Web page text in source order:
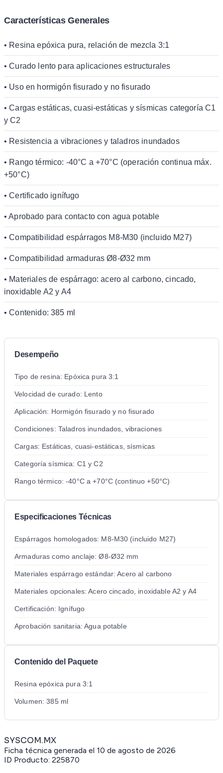
Características Generales
• Resina epóxica pura, relación de mezcla 3:1
• Curado lento para aplicaciones estructurales
• Uso en hormigón fisurado y no fisurado
• Cargas estáticas, cuasi-estáticas y sísmicas categoría C1
y C2
• Resistencia a vibraciones y taladros inundados
• Rango térmico: -40°C a +70°C (operación continua máx.
+50°C)
• Certificado ignífugo
• Aprobado para contacto con agua potable
• Compatibilidad espárragos M8-M30 (incluido M27)
• Compatibilidad armaduras Ø8-Ø32 mm
• Materiales de espárrago: acero al carbono, cincado,
inoxidable A2 y A4
• Contenido: 385 ml
Desempeño
Tipo de resina: Epóxica pura 3:1
Velocidad de curado: Lento
Aplicación: Hormigón fisurado y no fisurado
Condiciones: Taladros inundados, vibraciones
Cargas: Estáticas, cuasi-estáticas, sísmicas
Categoría sísmica: C1 y C2
Rango térmico: -40°C a +70°C (continuo +50°C)
Especificaciones Técnicas
Espárragos homologados: M8-M30 (incluido M27)
Armaduras como anclaje: Ø8-Ø32 mm
Materiales espárrago estándar: Acero al carbono
Materiales opcionales: Acero cincado, inoxidable A2 y A4
Certificación: Ignífugo
Aprobación sanitaria: Agua potable
Contenido del Paquete
Resina epóxica pura 3:1
Volumen: 385 ml
SYSCOM.MX
Ficha técnica generada el 10 de agosto de 2026
ID Producto: 225870